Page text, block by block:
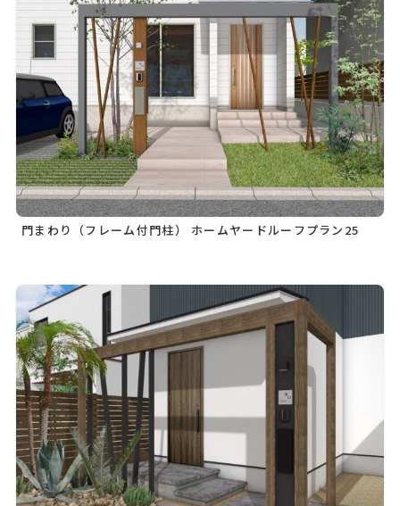
門まわり（フレーム付門柱） ホームヤードルーフプラン25